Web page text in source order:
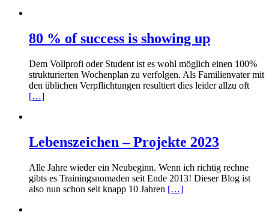
80 % of success is showing up
Dem Vollprofi oder Student ist es wohl möglich einen 100%
strukturierten Wochenplan zu verfolgen. Als Familienvater mit
den üblichen Verpflichtungen resultiert dies leider allzu oft
[…]
Lebenszeichen – Projekte 2023
Alle Jahre wieder ein Neubeginn. Wenn ich richtig rechne
gibts es Trainingsnomaden seit Ende 2013! Dieser Blog ist
also nun schon seit knapp 10 Jahren […]